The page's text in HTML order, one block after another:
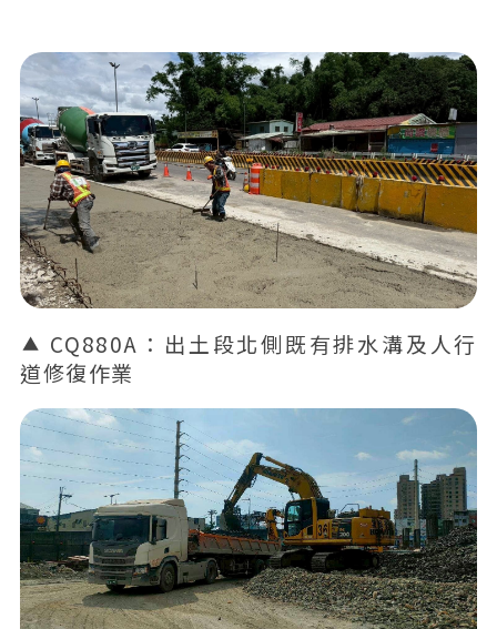
CQ880A：出土段北側既有排水溝及人行
道修復作業